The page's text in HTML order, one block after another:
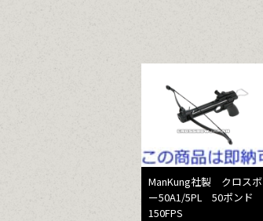
ManKung社製 クロスボ
ー50A1/5PL 50ポンド
150FPS